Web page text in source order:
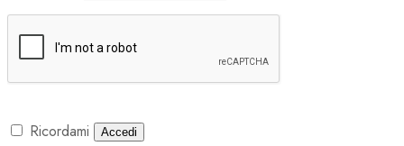
Ricordami Accedi